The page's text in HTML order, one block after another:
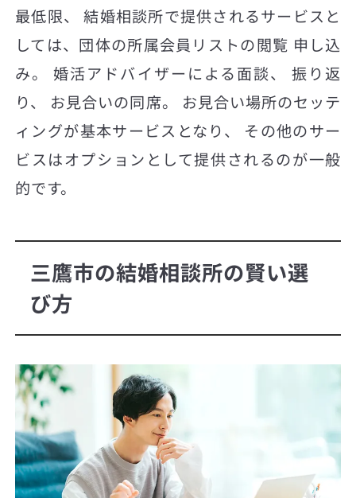
最低限、 結婚相談所で提供されるサービスと
しては、団体の所属会員リストの閲覧 申し込
み。 婚活アドバイザーによる面談、 振り返
り、 お見合いの同席。 お見合い場所のセッテ
ィングが基本サービスとなり、 その他のサー
ビスはオプションとして提供されるのが一般
的です。
三鷹市の結婚相談所の賢い選
び方